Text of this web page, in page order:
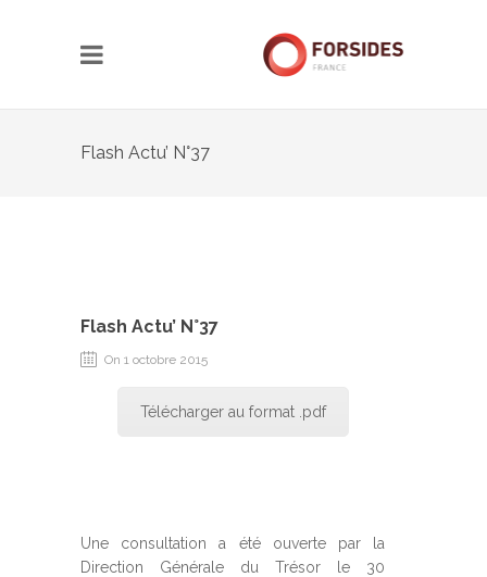
Flash Actu’ N°37
Flash Actu’ N°37
On 1 octobre 2015
Télécharger au format .pdf
Une consultation a été ouverte par la
Direction Générale du Trésor le 30